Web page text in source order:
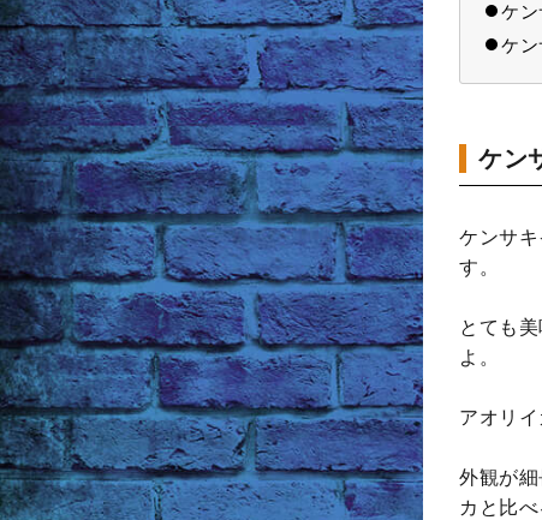
ケン
ケン
ケン
ケンサ
す。
とても
よ。
アオリ
外観が
カと比